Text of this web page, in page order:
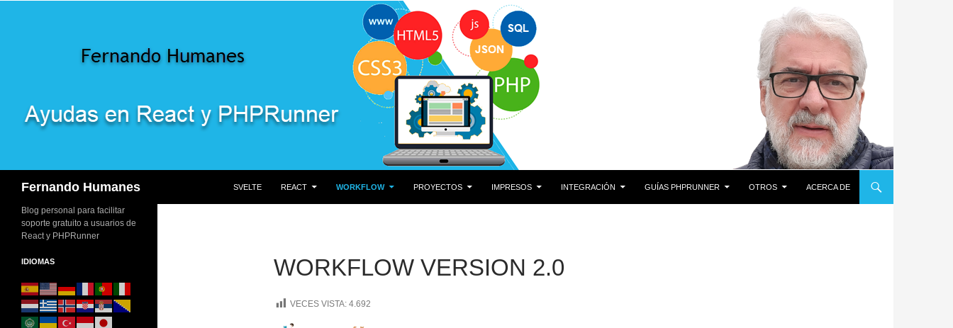
Fernando Humanes
SVELTE
REACT WORKFLOW PROYECTOS IMPRESOS INTEGRACIÓN GUÍAS PHPRUNNER OTROS ACERCA DE
WORKFLOW VERSION 2.0
VECES VISTA: 4.692
Blog personal para facilitar
soporte gratuito a usuarios de
React y PHPRunner
IDIOMAS